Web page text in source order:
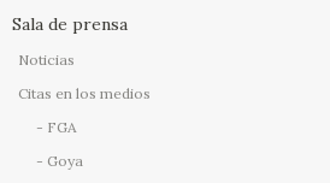
Sala de prensa
Noticias
Citas en los medios
FGA
Goya